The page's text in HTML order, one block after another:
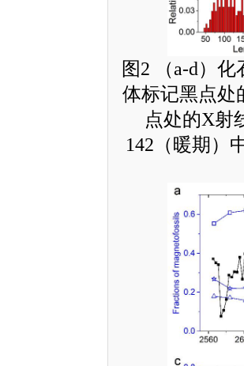
图2 （a-d）化
体标记黑点处
点处的X射
142 （暖期